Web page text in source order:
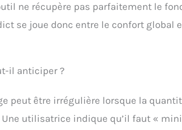
ne récupère pas parfaitement le
se joue donc entre le confort global
il anticiper ?
peut être irrégulière lorsque la
utilisatrice indique qu’il faut «